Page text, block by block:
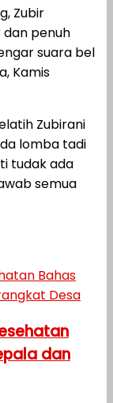
Zubir
penuh
suara bel
Kamis
Zubirani
lomba tadi
tudak ada
semua
dan